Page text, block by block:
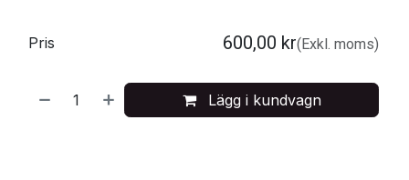
Lägg i kundvagn
Pris 600,00 kr(Exkl. moms)